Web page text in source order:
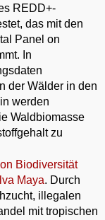
REDD+-
das mit den
Panel on
In
der Wälder in den
werden
Waldbiomasse
zu
Biodiversität
Maya. Durch
illegalen
mit tropischen